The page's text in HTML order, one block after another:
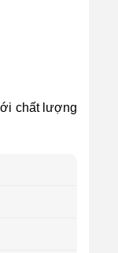
chất lượng